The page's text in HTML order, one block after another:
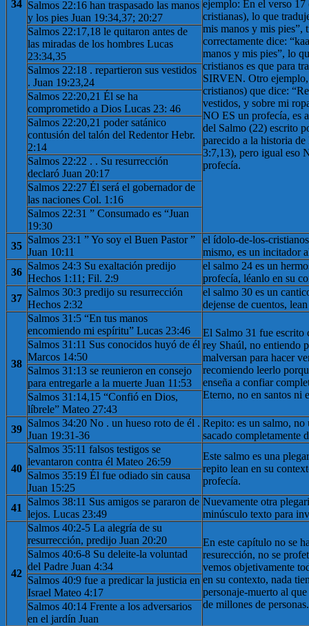
34
ejemplo: En el verso 17
cristianas), lo que
mis manos y mis pies”,
correctamente dice:
manos y mis pies”, lo
cristianos es que para
SIRVEN. Otro
cristianos) que dice:
vestidos, y sobre mi
NO ES un profecía, es
del Salmo (22) escrito
parecido a la historia
3:7,13), pero igual eso
profecía.
Salmos 22:16 han traspasado las manos
y los pies Juan 19:34,37; 20:27
Salmos 22:17,18 le quitaron antes de
las miradas de los hombres Lucas
23:34,35
Salmos 22:18 . repartieron sus vestidos
. Juan 19:23,24
Salmos 22:20,21 Él se ha
comprometido a Dios Lucas 23: 46
Salmos 22:20,21 poder satánico
contusión del talón del Redentor Hebr.
2:14
Salmos 22:22 . . Su resurrección
declaró Juan 20:17
Salmos 22:27 Él será el gobernador de
las naciones Col. 1:16
Salmos 22:31 ” Consumado es “Juan
19:30
35
Salmos 23:1 ” Yo soy el Buen Pastor ”
Juan 10:11
el ídolo-de-los-
mismo, es un incitador
36
Salmos 24:3 Su exaltación predijo
Hechos 1:11; Fil. 2:9
el salmo 24 es un
profecía, léanlo en su
37
Salmos 30:3 predijo su resurrección
Hechos 2:32
el salmo 30 es un
dejense de cuentos,
38
Salmos 31:5 “En tus manos
encomiendo mi espíritu” Lucas 23:46
El Salmo 31 fue escrito
rey Shaúl, no entiendo
malversan para hacer
recomiendo leerlo
enseña a confiar
Eterno, no en santos ni
Salmos 31:11 Sus conocidos huyó de él
Marcos 14:50
Salmos 31:13 se reunieron en consejo
para entregarle a la muerte Juan 11:53
Salmos 31:14,15 “Confió en Dios,
líbrele” Mateo 27:43
39
Salmos 34:20 No . un hueso roto de él .
Juan 19:31-36
Repito: es un salmo, no
sacado completamente
40
Salmos 35:11 falsos testigos se
levantaron contra él Mateo 26:59
Este salmo es una
repito lean en su
profecía.
Salmos 35:19 Él fue odiado sin causa
Juan 15:25
41
Salmos 38:11 Sus amigos se pararon de
lejos. Lucas 23:49
Nuevamente otra
minúsculo texto para
42
Salmos 40:2-5 La alegría de su
resurrección, predijo Juan 20:20
En este capítulo no se
resurección, no se
vemos objetivamente
en su contexto, nada
personaje-muerto al
de millones de personas.
Salmos 40:6-8 Su deleite-la voluntad
del Padre Juan 4:34
Salmos 40:9 fue a predicar la justicia en
Israel Mateo 4:17
Salmos 40:14 Frente a los adversarios
en el jardín Juan